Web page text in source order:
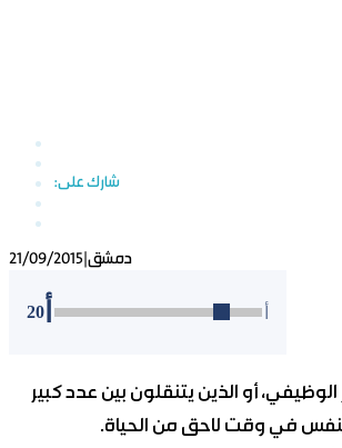
21/09/2015 دمشق
20
أو الذين يتنقلون بين عدد كبير